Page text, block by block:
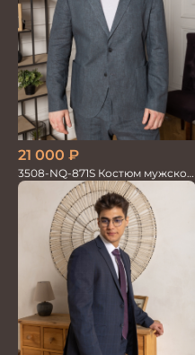
21 000 ₽
3508-NQ-871S Костюм мужской
двойка со льном в елочку